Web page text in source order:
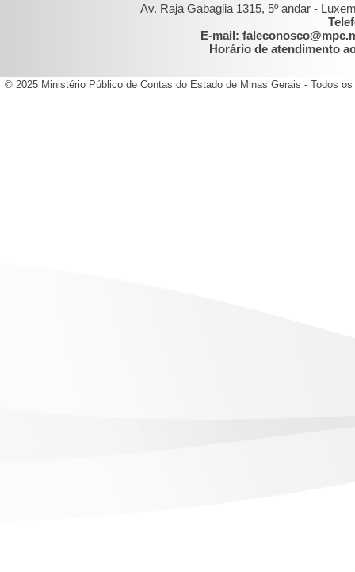
Av. Raja Gabaglia 1315, 5º andar -
E-mail:
Horário de atendimento
© 2025 Ministério Público de Contas do Estado de Minas Gerais - Todos